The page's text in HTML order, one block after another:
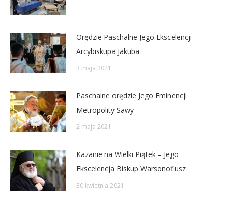
Orędzie Paschalne Jego Ekscelencji
Arcybiskupa Jakuba
3 maja 2021
Paschalne orędzie Jego Eminencji
Metropolity Sawy
2 maja 2021
Kazanie na Wielki Piątek – Jego
Ekscelencja Biskup Warsonofiusz
30 kwietnia 2021